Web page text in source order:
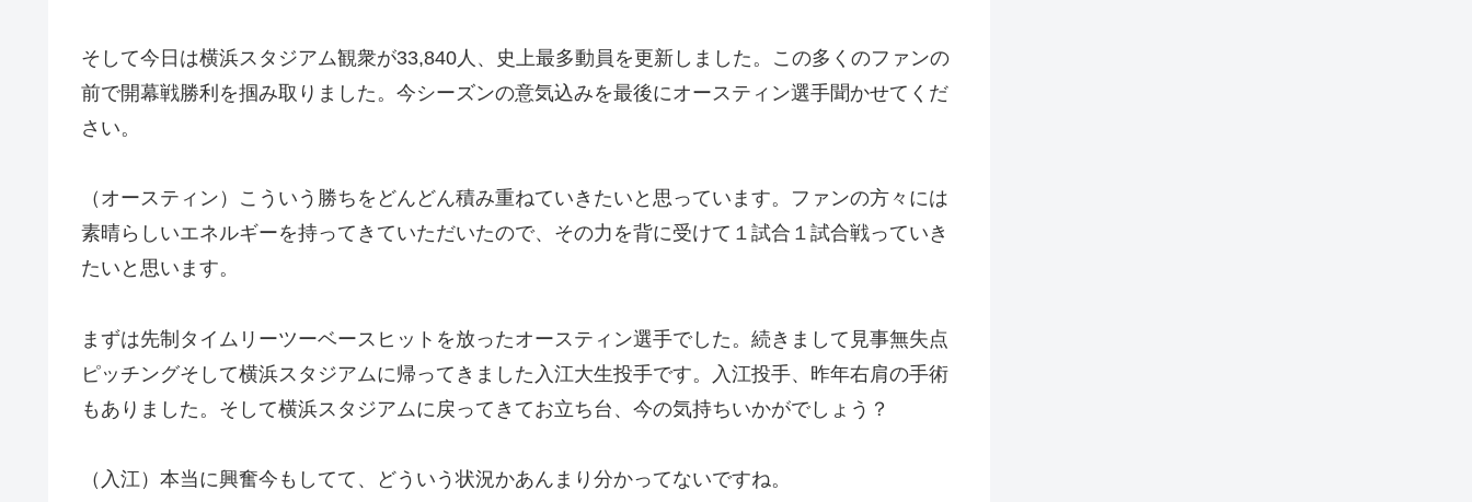
そして今日は横浜スタジアム観衆が33,840人、史上最多動員を更新しました。この多くのファンの
前で開幕戦勝利を掴み取りました。今シーズンの意気込みを最後にオースティン選手聞かせてくだ
さい。
（オースティン）こういう勝ちをどんどん積み重ねていきたいと思っています。ファンの方々には
素晴らしいエネルギーを持ってきていただいたので、その力を背に受けて１試合１試合戦っていき
たいと思います。
まずは先制タイムリーツーベースヒットを放ったオースティン選手でした。続きまして見事無失点
ピッチングそして横浜スタジアムに帰ってきました入江大生投手です。入江投手、昨年右肩の手術
もありました。そして横浜スタジアムに戻ってきてお立ち台、今の気持ちいかがでしょう？
（入江）本当に興奮今もしてて、どういう状況かあんまり分かってないですね。